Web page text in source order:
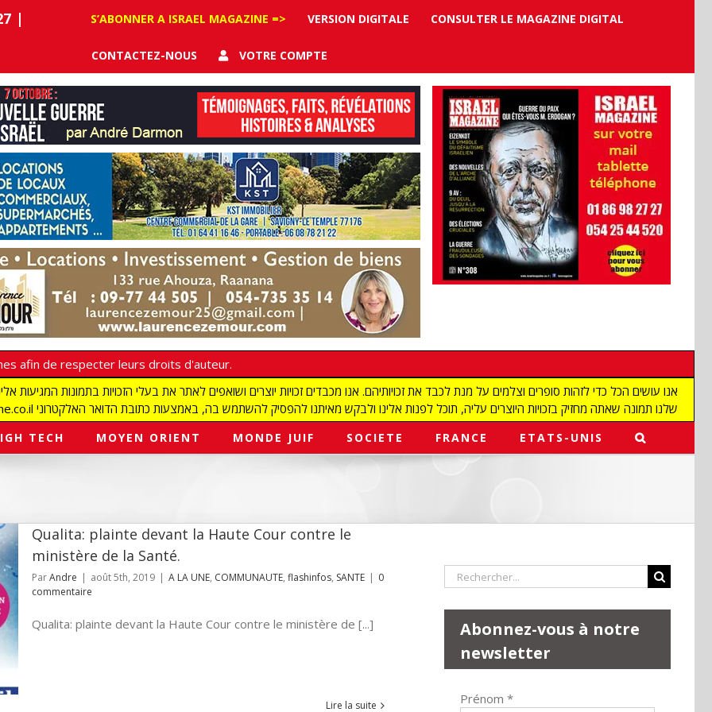
|
S’ABONNER A ISRAEL MAGAZINE => VERSION DIGITALE CONSULTER LE MAGAZINE DIGITAL
CONTACTEZ-NOUS VOTRE COMPTE
afin de respecter leurs droits d'auteur.
redaction@israelmagazine.co.il שלנו תמונה שאתה מחזיק בזכויות היוצרים עליה, תוכל לפנות אלינו ולבקש מאיתנו להפסיק להשתמש בה, באמצעות כתובת הדואר האלקטרוני
TECH MOYEN ORIENT MONDE JUIF SOCIETE FRANCE ETATS-UNIS
Qualita: plainte devant la Haute Cour contre le
ministère de la Santé.
ParAndre | août 5th, 2019 | A LA UNE, COMMUNAUTE, flashinfos, SANTE | 0
commentaire
Qualita: plainte devant la Haute Cour contre le ministère de [...]
Lire la suite
Rechercher:
Abonnez-vous à notre
newsletter
Prénom *